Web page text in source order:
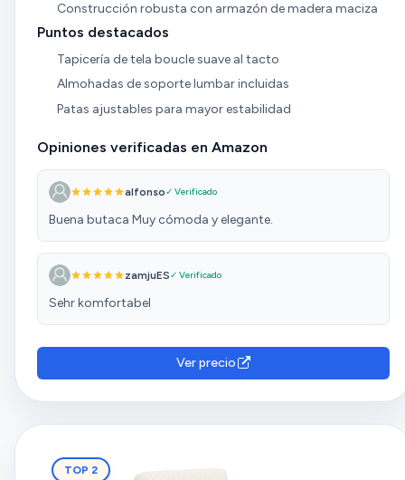
Construcción robusta con armazón de madera maciza
Puntos destacados
Tapicería de tela boucle suave al tacto
Almohadas de soporte lumbar incluidas
Patas ajustables para mayor estabilidad
Opiniones verificadas en Amazon
alfonso✓ Verificado
Buena butaca Muy cómoda y elegante.
zamjuES✓ Verificado
Sehr komfortabel
Ver precio
TOP 2